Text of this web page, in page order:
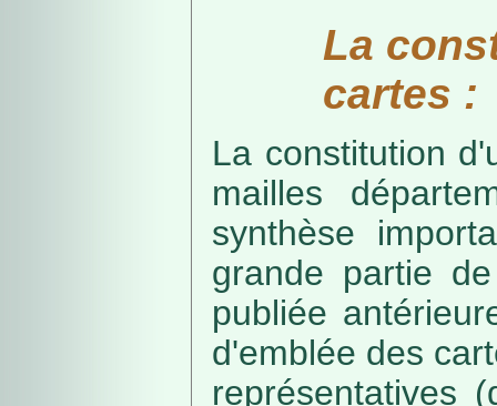
La
cartes :
La constitution
mailles
synthèse
grande partie
publiée
d'emblée des
représentatives